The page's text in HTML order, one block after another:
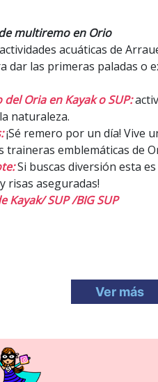
multiremo en Orio
acuáticas de
dar las primeras paladas o
del Oria en Kayak o SUP:
naturaleza.
¡Sé remero por un día! Vive
traineras emblemáticas de
Si buscas diversión esta es
risas aseguradas!
Kayak/ SUP /BIG SUP
Ver más